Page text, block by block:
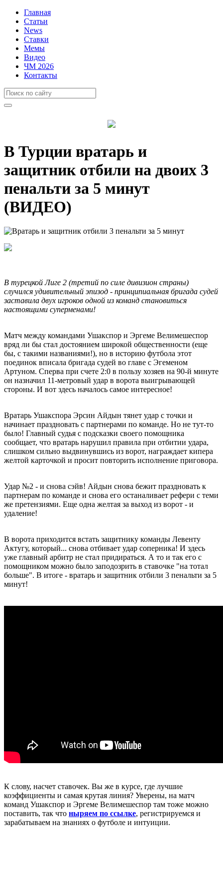
Главная
Статьи
News
Ставки
Мемы
Видео
ЧМ 2026
Контакты
В Турции вратарь и
защитник отбили на двоих 3
пенальти за 5 минут
(ВИДЕО)
В турецкой Лиге 2 (третий по силе дивизион страны)
случился удивительный эпизод - принципиальная бригада судей
заставила двух игроков одной из команд становиться
настоящими суперменами!
Матч между командами Ушакспор и Эргеме Велимешеспор
вряд ли бы стал достоянием широкой общественности (еще
бы, с такими названиями!), но в историю футбола этот
поединок вписала бригада судей во главе с Эгеменом
Артуном. Сперва при счете 2:0 в пользу хозяев на 90-й минуте
он назначил 11-метровый удар в ворота выигрывающей
стороны. И вот здесь началось самое интересное!
Вратарь Ушакспора Эрсин Айдын тянет удар с точки и
начинает праздновать с партнерами по команде. Но не тут-то
было! Главный судья с подсказки своего помощника
сообщает, что вратарь нарушил правила при отбитии удара,
слишком сильно выдвинувшись из ворот, награждает кипера
желтой карточкой и просит повторить исполнение приговора.
Удар №2 - и снова сэйв! Айдын снова бежит праздновать к
партнерам по команде и снова его останаливает рефери с теми
же претензиями. Еще одна желтая за выход из ворот - и
удаление!
В ворота приходится встать защитнику команды Левенту
Актугу, который... снова отбивает удар соперника! И здесь
уже главный арбитр не стал придираться. А то и так его с
помощником можно было заподозрить в ставочке "на тотал
больше". В итоге - вратарь и защитник отбили 3 пенальти за 5
минут!
К слову, насчет ставочек. Вы же в курсе, где лучшие
коэффициенты и самая крутая линия? Уверены, на матч
команд Ушакспор и Эргеме Велимешеспор там тоже можно
поставить, так что ныряем по ссылке, регистрируемся и
зарабатываем на знаниях о футболе и интуиции.